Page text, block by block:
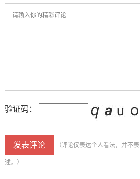
验证码：
（评论仅表达个人看法，并不
述。）